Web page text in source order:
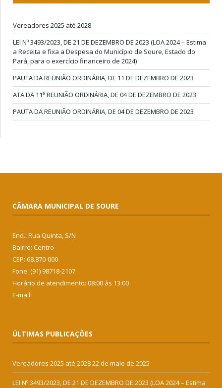
Vereadores 2025 até 2028
LEI Nº 3493/2023, DE 21 DE DEZEMBRO DE 2023 (LOA 2024 – Estima
a Receita e fixa a Despesa do Município de Soure, Estado do
Pará, para o exercício financeiro de 2024)
PAUTA DA REUNIÃO ORDINÁRIA, DE 11 DE DEZEMBRO DE 2023
ATA DA 11ª REUNIÃO ORDINÁRIA, DE 04 DE DEZEMBRO DE 2023
PAUTA DA REUNIÃO ORDINÁRIA, DE 04 DE DEZEMBRO DE 2023
CÂMARA MUNICIPAL DE SOURE
End.: Rua Quinta, S/N
Bairro: Centro
CEP: 68.870-000
Fone: (91) 98718-2107
Horário de atendimento: 08:00 às 13:00
E-mail:
ÚLTIMAS PUBLICAÇÕES
Vereadores 2025 até 202822 de maio de 2025
LEI Nº 3493/2023, DE 21 DE DEZEMBRO DE 2023 (LOA 2024 – Estima